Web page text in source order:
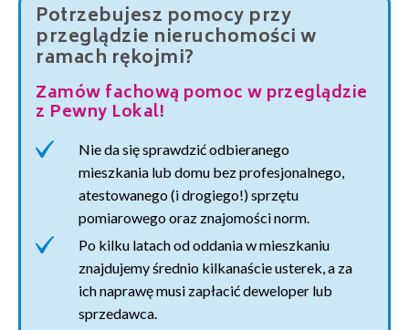
Potrzebujesz pomocy przy
przeglądzie nieruchomości w
ramach rękojmi?
Zamów fachową pomoc w przeglądzie
z Pewny Lokal!
Nie da się sprawdzić odbieranego
mieszkania lub domu bez profesjonalnego,
atestowanego (i drogiego!) sprzętu
pomiarowego oraz znajomości norm.
Po kilku latach od oddania w mieszkaniu
znajdujemy średnio kilkanaście usterek, a za
ich naprawę musi zapłacić deweloper lub
sprzedawca.